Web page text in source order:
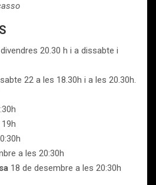
20.30 h i a dissabte i
22 a les 18.30h i a les 20.30h.
a les 20:30h
18 de desembre a les 20:30h